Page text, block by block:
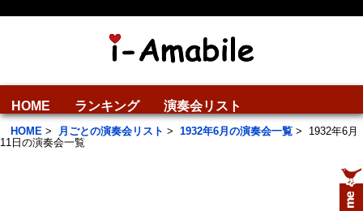
HOME ランキング 演奏会リスト
HOME > 月ごとの演奏会リスト > 1932年6月の演奏会一覧 > 1932年6月
11日の演奏会一覧